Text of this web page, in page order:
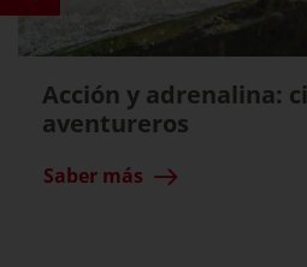
Acción y adrenalina:
aventureros
Saber más